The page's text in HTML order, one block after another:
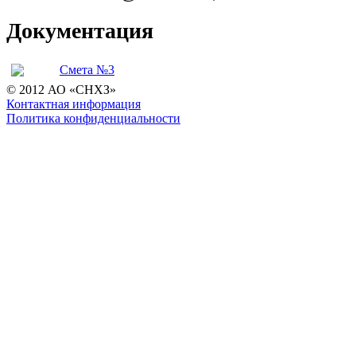
Документация
Смета №3
© 2012 АО «СНХЗ»
Контактная информация
Политика конфиденциальности